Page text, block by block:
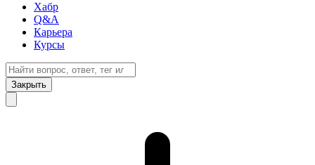
Хабр
Q&A
Карьера
Курсы
Закрыть